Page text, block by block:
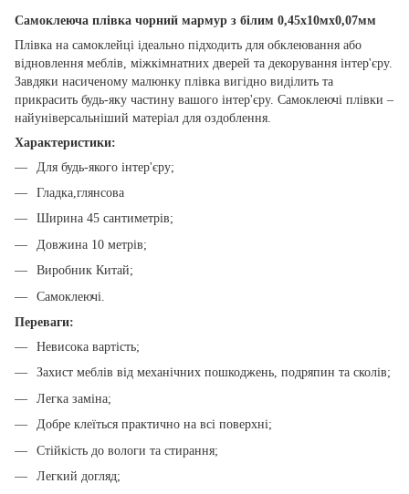
Самоклеюча плівка чорний мармур з білим 0,45х10мх0,07мм
Плівка на самоклейці ідеально підходить для обклеювання або
відновлення меблів, міжкімнатних дверей та декорування інтер'єру.
Завдяки насиченому малюнку плівка вигідно виділить та
прикрасить будь-яку частину вашого інтер'єру. Самоклеючі плівки –
найуніверсальніший матеріал для оздоблення.
Характеристики:
Для будь-якого інтер'єру;
Гладка,глянсова
Ширина 45 сантиметрів;
Довжина 10 метрів;
Виробник Китай;
Самоклеючі.
Переваги:
Невисока вартість;
Захист меблів від механічних пошкоджень, подряпин та сколів;
Легка заміна;
Добре клеїться практично на всі поверхні;
Стійкість до вологи та стирання;
Легкий догляд;